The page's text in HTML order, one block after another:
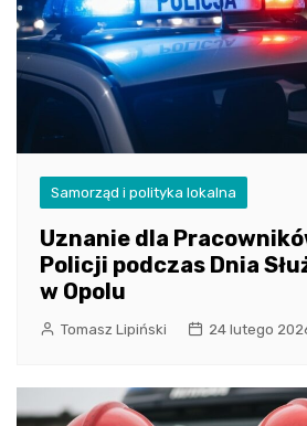
Samorząd i polityka lokalna
Uznanie dla
Policji podczas Dnia
w Opolu
Tomasz Lipiński 24 lutego